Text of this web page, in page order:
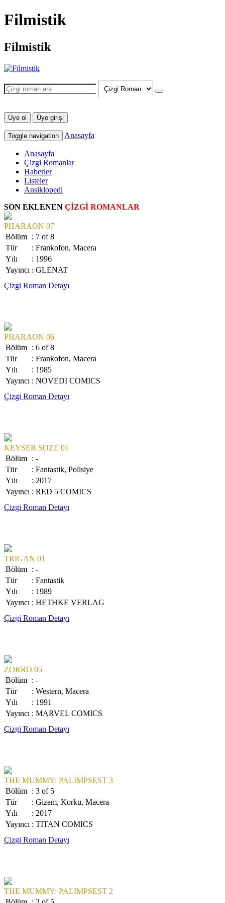
Filmistik
Filmistik
Üye ol Üye girişi
Toggle navigation Anasayfa
Anasayfa
Çizgi Romanlar
Haberler
Listeler
Ansiklopedi
SON EKLENEN ÇİZGİ ROMANLAR
PHARAON 07
Bölüm : 7 of 8
Tür
: Frankofon, Macera
Yılı
: 1996
Yayıncı : GLENAT
Çizgi Roman Detayı
PHARAON 06
Bölüm : 6 of 8
Tür
: Frankofon, Macera
Yılı
: 1985
Yayıncı : NOVEDI COMICS
Çizgi Roman Detayı
KEYSER SOZE 01
Bölüm : -
Tür
: Fantastik, Polisiye
Yılı
: 2017
Yayıncı : RED 5 COMICS
Çizgi Roman Detayı
TRIGAN 01
Bölüm : -
Tür
: Fantastik
Yılı
: 1989
Yayıncı : HETHKE VERLAG
Çizgi Roman Detayı
ZORRO 05
Bölüm : -
Tür
: Western, Macera
Yılı
: 1991
Yayıncı : MARVEL COMICS
Çizgi Roman Detayı
THE MUMMY: PALIMPSEST 3
Bölüm : 3 of 5
Tür
: Gizem, Korku, Macera
Yılı
: 2017
Yayıncı : TITAN COMICS
Çizgi Roman Detayı
THE MUMMY: PALIMPSEST 2